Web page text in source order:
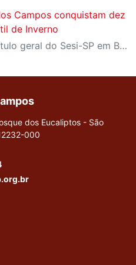
Campos conquistam dez
de Inverno
Equipe contribuiu para o título geral do Sesi-SP em Bauru
dos Eucaliptos - São
000